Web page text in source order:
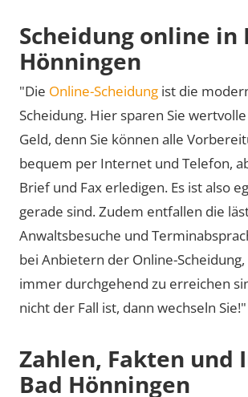
Scheidung online in
Hönningen
"Die Online-Scheidung ist die
Scheidung. Hier sparen Sie
Geld, denn Sie können alle
bequem per Internet und Telefon,
Brief und Fax erledigen. Es ist also
gerade sind. Zudem entfallen die
Anwaltsbesuche und
bei Anbietern der Online-Scheidung,
immer durchgehend zu erreichen
nicht der Fall ist, dann wechseln Sie!"
Zahlen, Fakten und
Bad Hönningen